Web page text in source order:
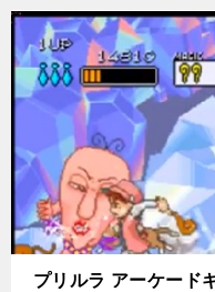
プリルラ アーケード